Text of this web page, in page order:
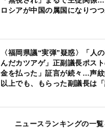
ロシアが中国の属国になりつ
〈福岡県議“実弾”疑惑〉「人
んだカツアゲ」正副議長ポス
金を払った」証言が続々…声
以上でも、もらった副議長は「
ニュースランキングの一